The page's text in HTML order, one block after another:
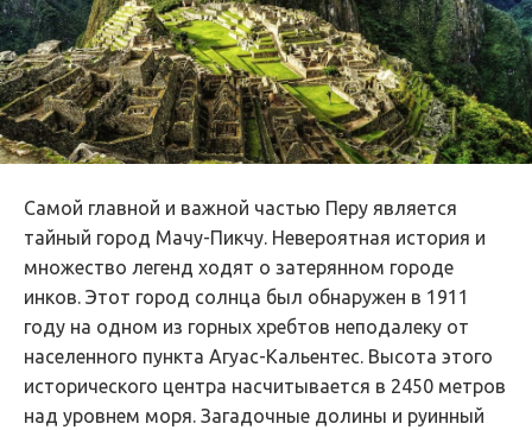
Самой главной и важной частью Перу является
тайный город Мачу-Пикчу. Невероятная история и
множество легенд ходят о затерянном городе
инков. Этот город солнца был обнаружен в 1911
году на одном из горных хребтов неподалеку от
населенного пункта Агуас-Кальентес. Высота этого
исторического центра насчитывается в 2450 метров
над уровнем моря. Загадочные долины и руинный